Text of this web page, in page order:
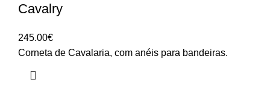
Cavalry
245.00€
Corneta de Cavalaria, com anéis para bandeiras.